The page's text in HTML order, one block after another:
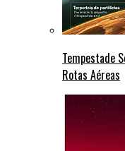
Tempestade
Rotas Aéreas